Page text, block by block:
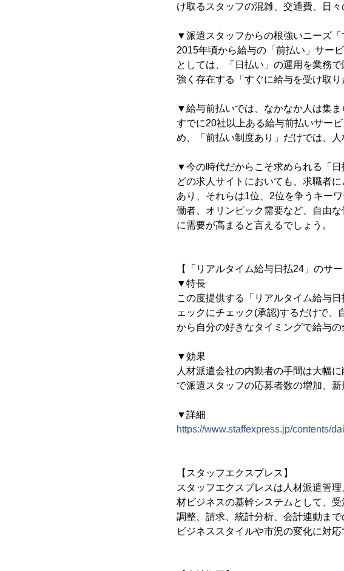
け取るスタッフの混雑、交通費、日
▼派遣スタッフからの根強いニーズ「
2015年頃から給与の「前払い」サー
としては、「日払い」の運用を業務
強く存在する「すぐに給与を受け取
▼給与前払いでは、なかなか人は集ま
すでに20社以上ある給与前払いサー
め、「前払い制度あり」だけでは、
▼今の時代だからこそ求められる「
どの求人サイトにおいても、求職者
あり、それらは1位、2位を争うキー
働者、オリンピック需要など、自由
に需要が高まると言えるでしょう。
【「リアルタイム給与日払24」のサー
▼特長
この度提供する「リアルタイム給与
ェックにチェック(承認)するだけで
から自分の好きなタイミングで給与
▼効果
人材派遣会社の内勤者の手間は大幅
で派遣スタッフの応募者数の増加、
▼詳細
https://www.staffexpress.jp/contents/
【スタッフエクスプレス】
スタッフエクスプレスは人材派遣管
材ビジネスの基幹システムとして、
調整、請求、統計分析、会計連動ま
ビジネススタイルや市況の変化に対